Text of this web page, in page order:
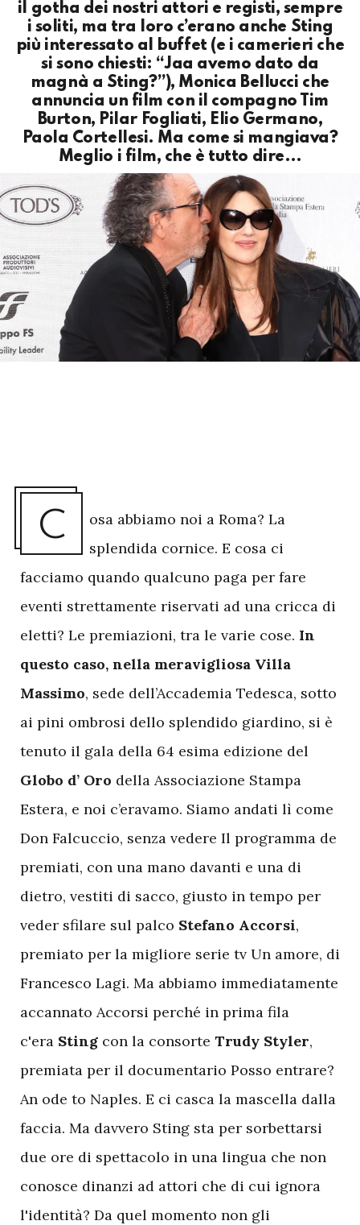
il gotha dei nostri attori e registi, sempre
i soliti, ma tra loro c’erano anche Sting
più interessato al buffet (e i camerieri che
si sono chiesti: “Jaa avemo dato da
magnà a Sting?”), Monica Bellucci che
annuncia un film con il compagno Tim
Burton, Pilar Fogliati, Elio Germano,
Paola Cortellesi. Ma come si mangiava?
Meglio i film, che è tutto dire…
C
osa abbiamo noi a Roma? La
splendida cornice. E cosa ci
facciamo quando qualcuno paga per fare
eventi strettamente riservati ad una cricca di
eletti? Le premiazioni, tra le varie cose. In
questo caso, nella meravigliosa Villa
Massimo, sede dell’Accademia Tedesca, sotto
ai pini ombrosi dello splendido giardino, si è
tenuto il gala della 64 esima edizione del
Globo d’ Oro della Associazione Stampa
Estera, e noi c’eravamo. Siamo andati lì come
Don Falcuccio, senza vedere Il programma de
premiati, con una mano davanti e una di
dietro, vestiti di sacco, giusto in tempo per
veder sfilare sul palco Stefano Accorsi,
premiato per la migliore serie tv Un amore, di
Francesco Lagi. Ma abbiamo immediatamente
accannato Accorsi perché in prima fila
c'era Sting con la consorte Trudy Styler,
premiata per il documentario Posso entrare?
An ode to Naples. E ci casca la mascella dalla
faccia. Ma davvero Sting sta per sorbettarsi
due ore di spettacolo in una lingua che non
conosce dinanzi ad attori che di cui ignora
l'identità? Da quel momento non gli